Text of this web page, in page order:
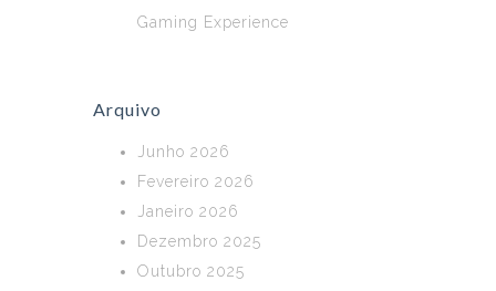
Gaming Experience
Arquivo
Junho 2026
Fevereiro 2026
Janeiro 2026
Dezembro 2025
Outubro 2025